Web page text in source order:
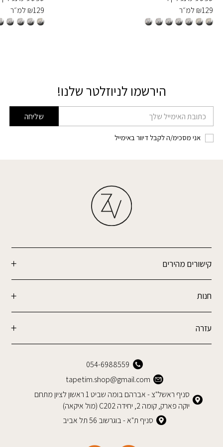
₪129 למ״ר
₪129 למ״ר
הירשמו לניוזלטר שלנו!
דוא׳׳ל שליחה
אני מסכימ/ה לקבל דיוור באימייל
קישורים מהירים
חנות
עזרה
054-6988559
tapetim.shop@gmail.com
סניף ראשל"צ - אברהם בומה שביט 1 ראשון לציון מתחם
יוקה פארק, קומה 2, יחידה C202 (מול איקאה)
סניף ת"א - בוגרשוב 56 תל אביב